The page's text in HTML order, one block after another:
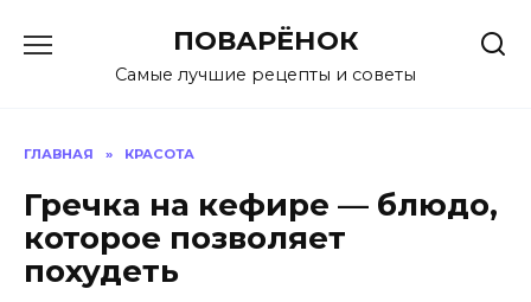
содержанию
ПОВАРЁНОК
Самые лучшие рецепты и советы
ГЛАВНАЯ » КРАСОТА
Гречка на кефире — блюдо,
которое позволяет
похудеть